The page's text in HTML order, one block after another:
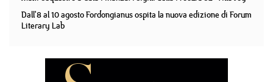
Dall'8 al 10 agosto Fordongianus ospita la nuova edizione di Forum
Literary Lab